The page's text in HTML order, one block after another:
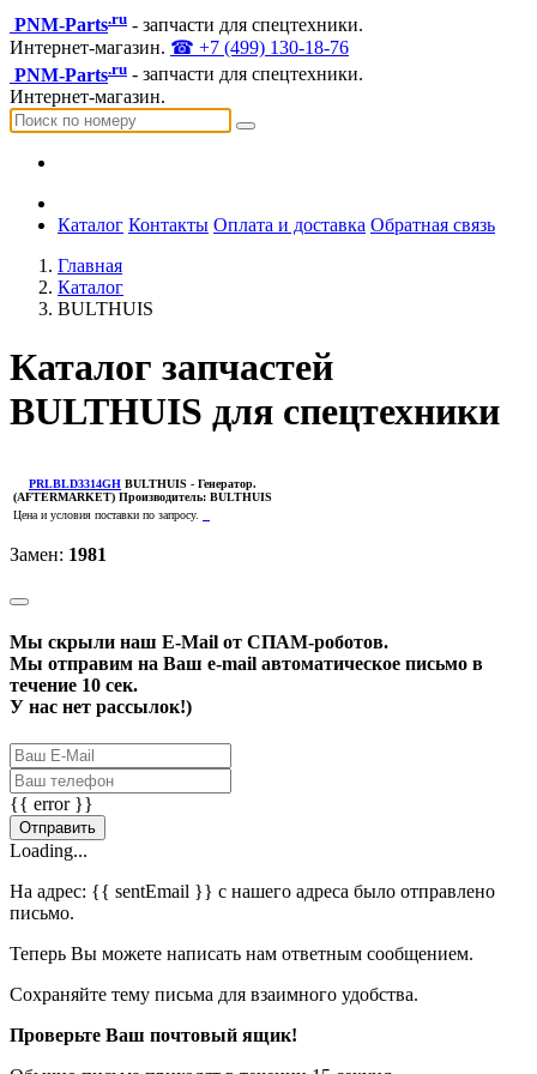
PNM-Parts.ru - запчасти для спецтехники.
Интернет-магазин. ☎ +7 (499) 130-18-76
PNM-Parts.ru - запчасти для спецтехники.
Интернет-магазин.
Каталог Контакты Оплата и доставка Обратная связь
Главная
Каталог
BULTHUIS
Каталог запчастей
BULTHUIS для спецтехники
PRLBLD3314GH BULTHUIS - Генератор.
(AFTERMARKET) Производитель: BULTHUIS
Цена и условия поставки по запросу.
Замен: 1981
Мы скрыли наш E-Mail от СПАМ-роботов.
Мы отправим на Ваш e-mail автоматическое письмо в
течение 10 сек.
У нас нет рассылок!)
{{ error }}
Отправить
Loading...
На адрес: {{ sentEmail }} с нашего адреса было отправлено
письмо.
Теперь Вы можете написать нам ответным сообщением.
Сохраняйте тему письма для взаимного удобства.
Проверьте Ваш почтовый ящик!